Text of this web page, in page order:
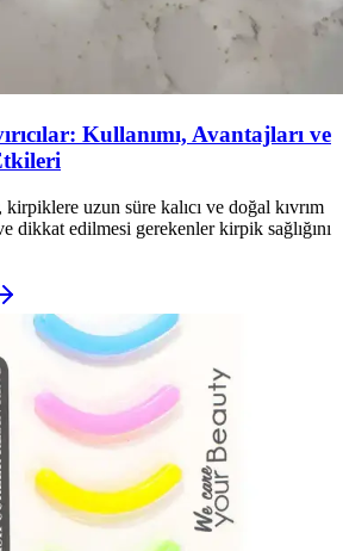
Kullanımı, Avantajları ve
kirpiklere uzun süre kalıcı ve doğal kıvrım
dikkat edilmesi gerekenler kirpik sağlığını